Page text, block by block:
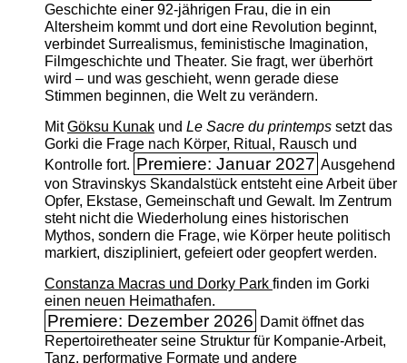
Geschichte einer 92-jährigen Frau, die in ein
Altersheim kommt und dort eine Revolution beginnt,
verbindet Surrealismus, feministische Imagination,
Filmgeschichte und Theater. Sie fragt, wer überhört
wird – und was geschieht, wenn gerade diese
Stimmen beginnen, die Welt zu verändern.
MitGöksu Kunakund Le Sacre du printempssetzt das
Gorki die Frage nach Körper, Ritual, Rausch und
Kontrolle fort. Premiere: Januar 2027 Ausgehend
von Stravinskys Skandalstück entsteht eine Arbeit über
Opfer, Ekstase, Gemeinschaft und Gewalt. Im Zentrum
steht nicht die Wiederholung eines historischen
Mythos, sondern die Frage, wie Körper heute politisch
markiert, diszipliniert, gefeiert oder geopfert werden.
Constanza Macras und Dorky Park finden im Gorki
einen neuen Heimathafen.
Premiere: Dezember 2026 Damit öffnet das
Repertoiretheater seine Struktur für Kompanie-Arbeit,
Tanz, performative Formate und andere